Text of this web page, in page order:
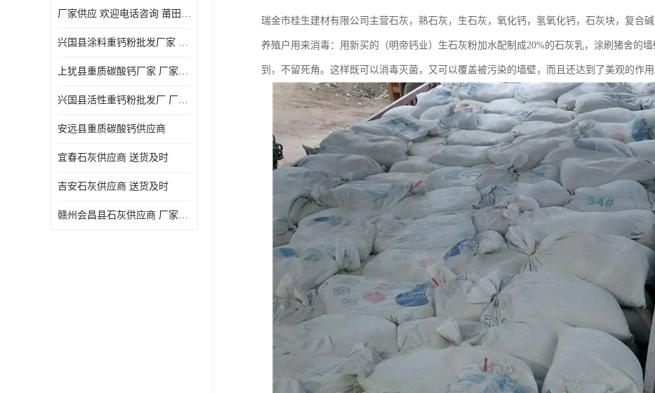
厂家供应 欢迎电话咨询 莆田高白度重钙粉厂家
兴国县涂料重钙粉批发厂家 厂家供应 欢迎电话咨询
上犹县重质碳酸钙厂家 厂家供应 欢迎电话咨询
兴国县活性重钙粉批发厂 厂家供应 欢迎电话咨询
安远县重质碳酸钙供应商
宜春石灰供应商 送货及时
吉安石灰供应商 送货及时
赣州会昌县石灰供应商 厂家供应
瑞金市桂生建材有限公司主营石灰，熟石灰，生石灰，氧化钙，氢氧化钙，石灰块，复合
养殖户用来消毒：用新买的（明帝钙业）生石灰粉加水配制成20%的石灰乳，涂刷猪舍的
到，不留死角。这样既可以消毒灭菌，又可以覆盖被污染的墙壁，而且还达到了美观的作用